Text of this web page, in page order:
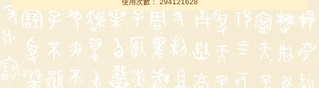
使用次數： 294121628